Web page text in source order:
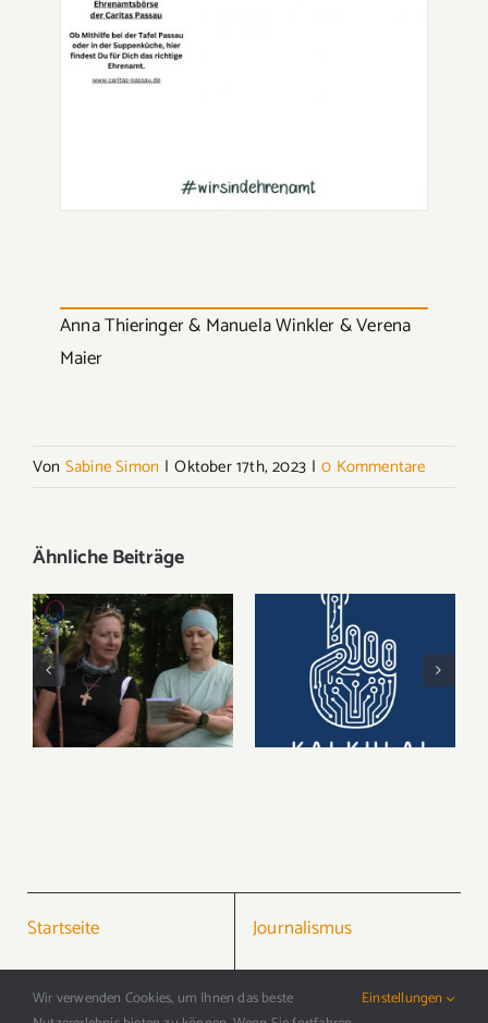
Anna Thieringer & Manuela Winkler & Verena
Maier
Von Sabine Simon | Oktober 17th, 2023 | 0 Kommentare
Ähnliche Beiträge
Pilgern als Online-
Trend
MALTAM x
KalkulAI
Startseite
Kontakt
Journalismus
PR
Wir verwenden Cookies, um Ihnen das beste
Einstellungen